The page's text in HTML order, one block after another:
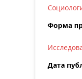
Форма
Дата